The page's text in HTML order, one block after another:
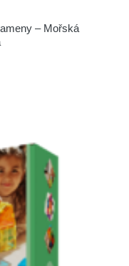
– Mořská